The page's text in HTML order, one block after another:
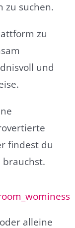
zu suchen.
zu
und
findest du
brauchst.
alleine